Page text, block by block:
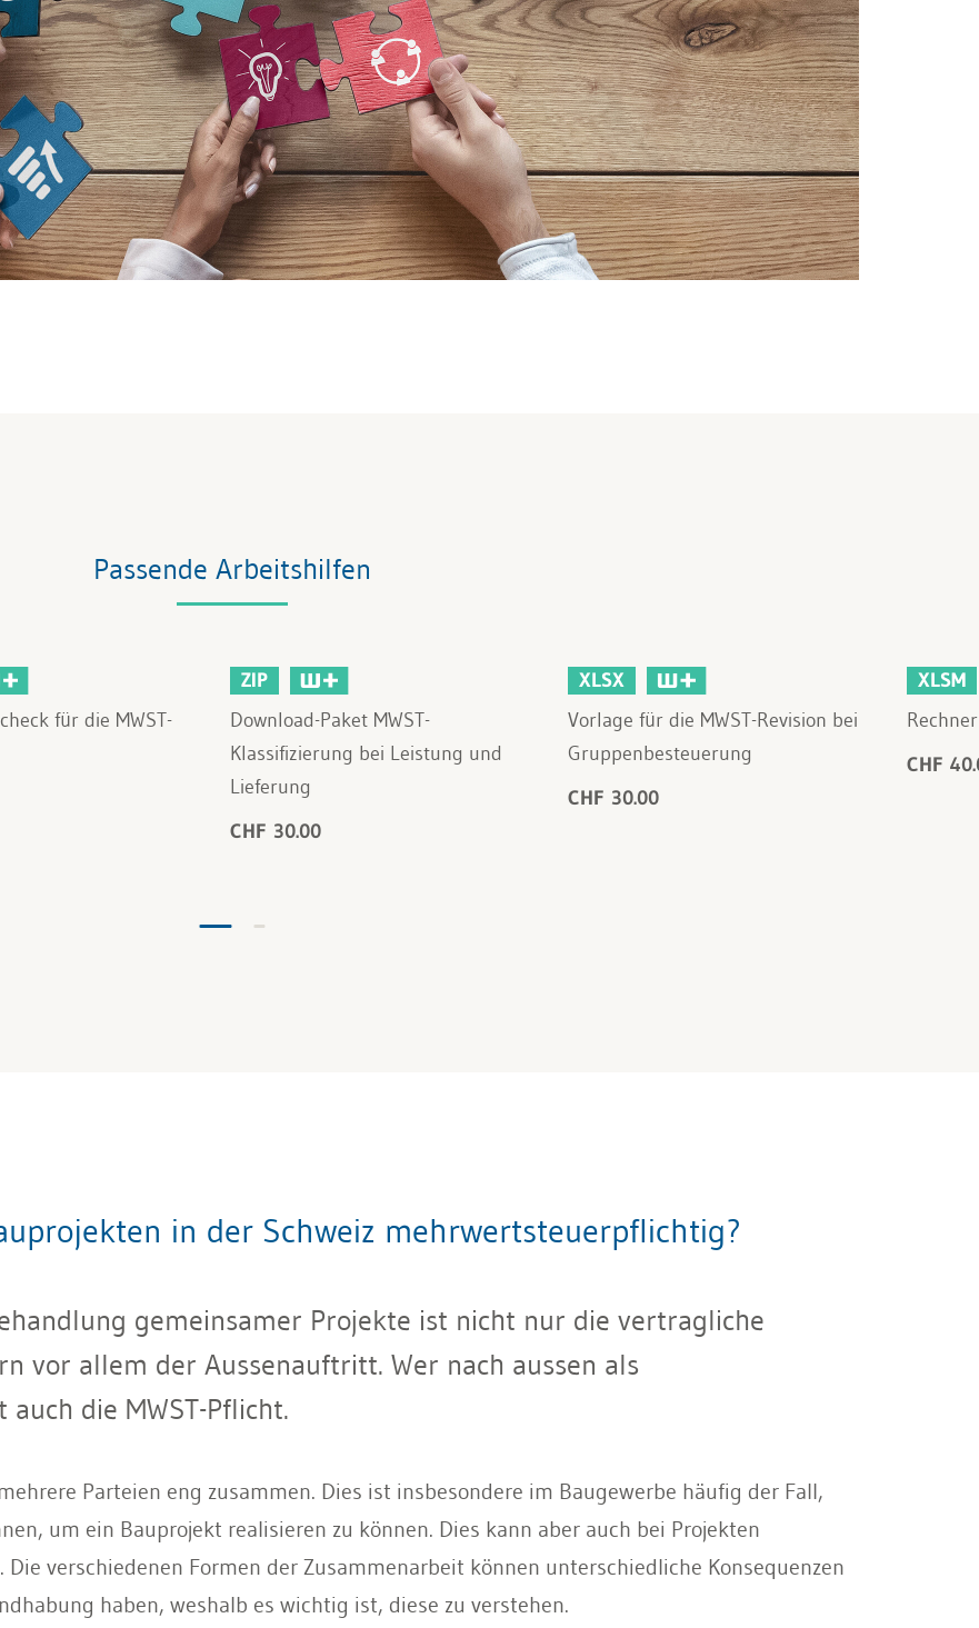
Passende Arbeitshilfen
für die MWST-
ZIP
Download-Paket MWST-
Klassifizierung bei Leistung und
Lieferung
CHF 30.00
XLSX
Vorlage für die MWST-Revision bei
Gruppenbesteuerung
CHF 30.00
XLSM
CHF
in der Schweiz mehrwertsteuerpflichtig?
gemeinsamer Projekte ist nicht nur die vertragliche
vor allem der Aussenauftritt. Wer nach aussen als
die MWST-Pflicht.
Parteien eng zusammen. Dies ist insbesondere im Baugewerbe häufig der Fall,
um ein Bauprojekt realisieren zu können. Dies kann aber auch bei Projekten
verschiedenen Formen der Zusammenarbeit können unterschiedliche Konsequenzen
haben, weshalb es wichtig ist, diese zu verstehen.